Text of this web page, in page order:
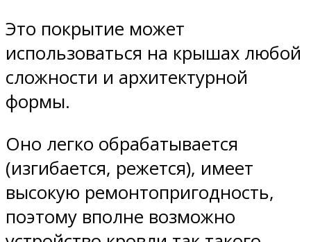
Это покрытие может
использоваться на крышах любой
сложности и архитектурной
формы.
Оно легко обрабатывается
(изгибается, режется), имеет
высокую ремонтопригодность,
поэтому вполне возможно